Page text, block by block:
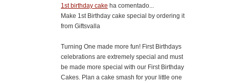
1st birthday cake ha comentado...
Make 1st Birthday cake special by ordering it
from Giftsvalla
Turning One made more fun! First Birthdays
celebrations are extremely special and must
be made more special with our First Birthday
Cakes. Plan a cake smash for your little one